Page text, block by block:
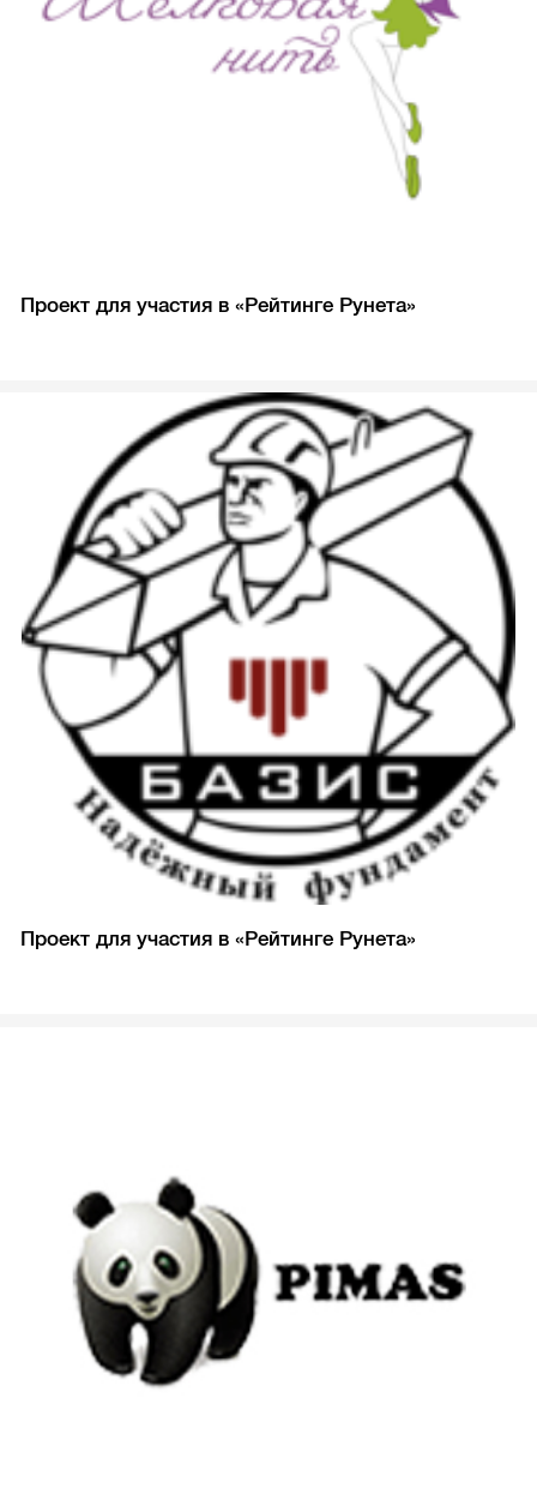
Проект для участия в «Рейтинге Рунета»
Проект для участия в «Рейтинге Рунета»